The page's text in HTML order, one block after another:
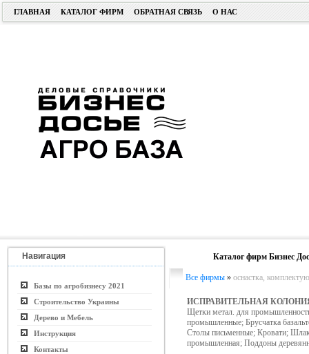
ГЛАВНАЯ КАТАЛОГ ФИРМ ОБРАТНАЯ СВЯЗЬ О НАС
Навигация
Базы по агробизнесу 2021
Строительство Украины
Дерево и Мебель
Инструкция
Контакты
Каталог фирм Бизнес
Все фирмы » оснастка,
ИСПРАВИТЕЛЬНАЯ
Щетки метал. для
промышленные; Брусчатка
Столы письменные; Кровати;
промышленная; Поддоны